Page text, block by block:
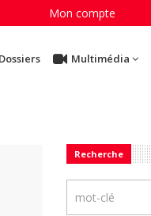
Mon compte
Multimédia
Recherche